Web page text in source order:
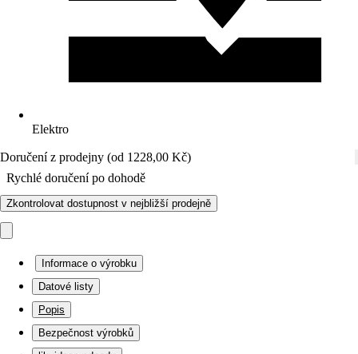
Elektro
Doručení z prodejny (od 1228,00 Kč)
Rychlé doručení po dohodě
Zkontrolovat dostupnost v nejbližší prodejně
Informace o výrobku
Datové listy
Popis
Bezpečnost výrobků